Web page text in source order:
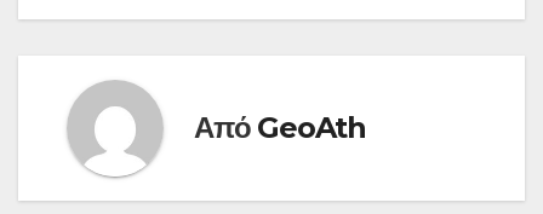
Από GeoAth